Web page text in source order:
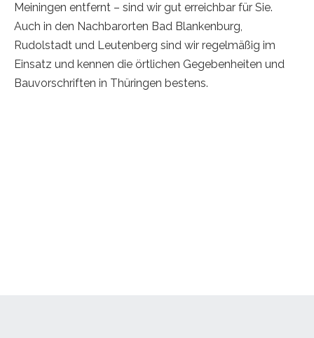
Meiningen entfernt – sind wir gut erreichbar für Sie.
Auch in den Nachbarorten Bad Blankenburg,
Rudolstadt und Leutenberg sind wir regelmäßig im
Einsatz und kennen die örtlichen Gegebenheiten und
Bauvorschriften in Thüringen bestens.